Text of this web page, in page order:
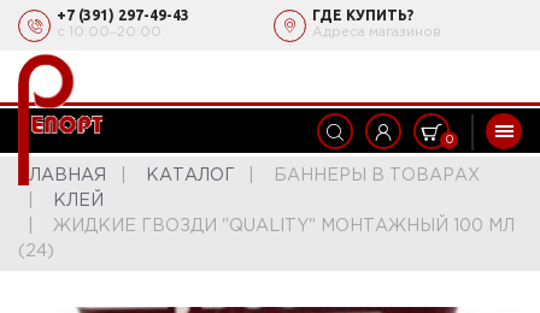
+7 (391) 297-49-43
с 10:00‒20:00
ГДЕ КУПИТЬ?
Адреса магазинов
0
ГЛАВНАЯ КАТАЛОГ
БАННЕРЫ В ТОВАРАХ
КЛЕЙ
ЖИДКИЕ ГВОЗДИ "QUALITY" МОНТАЖНЫЙ 100 МЛ
(24)